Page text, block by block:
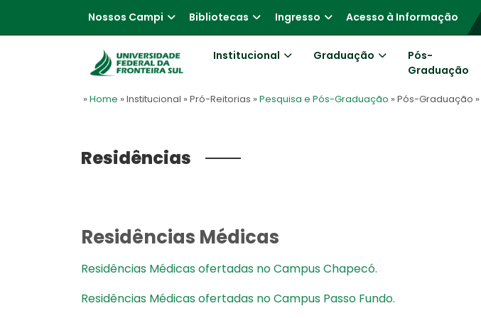
Nossos Campi Bibliotecas Ingresso Acesso à Informação
Institucional Graduação
Pós-
Graduação
» Home » Institucional » Pró-Reitorias » Pesquisa e Pós-Graduação » Pós-Graduação »
Residências
Residências Médicas
Residências Médicas ofertadas no Campus Chapecó.
Residências Médicas ofertadas no Campus Passo Fundo.